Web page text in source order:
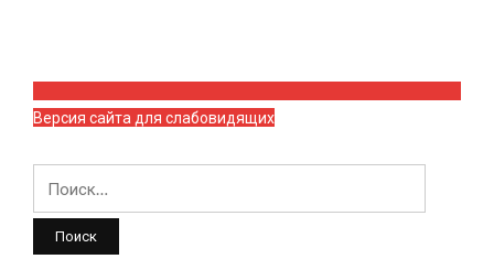
Версия сайта для слабовидящих